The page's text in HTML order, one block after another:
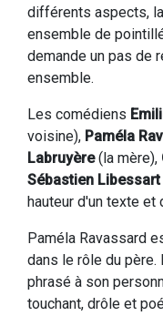
différents aspects,
ensemble de
demande un pas de
ensemble.
Les comédiens
voisine), Paméla
Labruyère(la mère),
Sébastien Libessart
hauteur d'un texte et
Paméla Ravassard
dans le rôle du
phrasé à son
touchant, drôle et